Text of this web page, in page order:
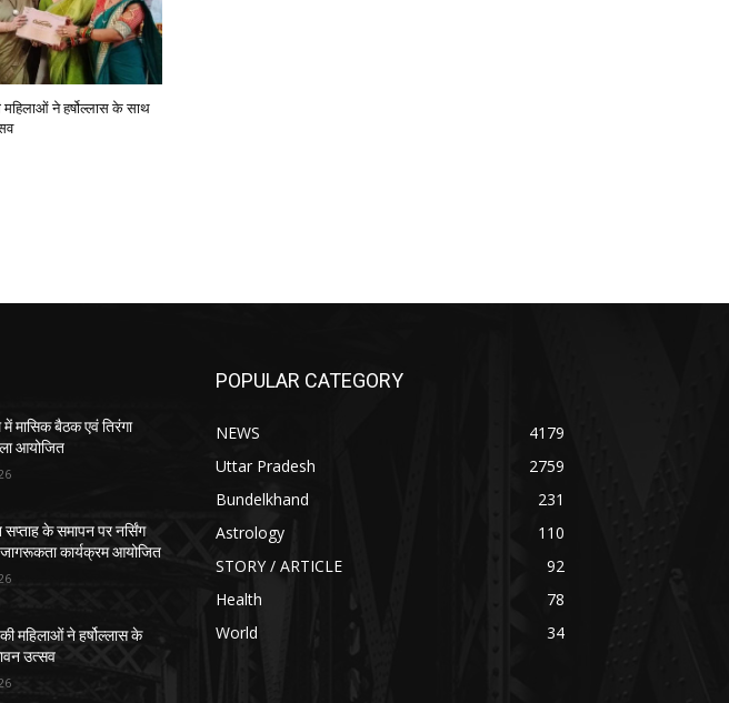
महिलाओं ने हर्षोल्लास के साथ
मासिक बैठक एवं तिरंगा
आयोजित
सप्ताह के समापन पर नर्सिंग
कार्यक्रम आयोजित
महिलाओं ने हर्षोल्लास के
उत्सव
POPULAR CATEGORY
NEWS
4179
Uttar Pradesh
2759
Bundelkhand
231
Astrology
110
STORY / ARTICLE
92
Health
78
World
34